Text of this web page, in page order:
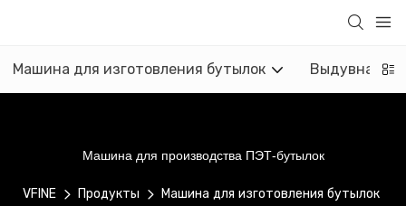
Машина для изготовления бутылок Выдувная
Машина для производства ПЭТ-бутылок
VFINE Продукты
Машина для изготовления бутылок